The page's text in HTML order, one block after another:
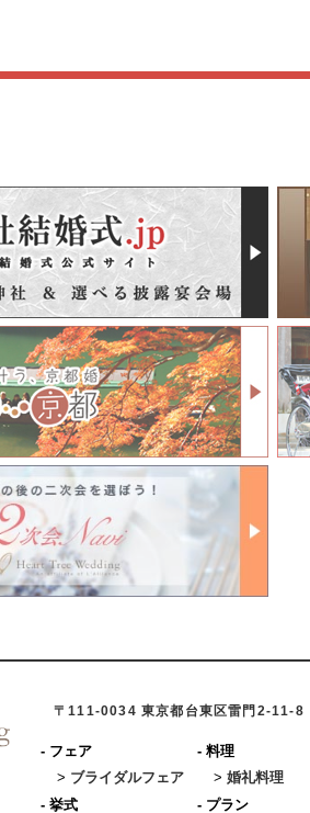
〒111-0034 東京都台東区雷門2-11-8
- フェア
> ブライダルフェア
- 挙式
- 料理
> 婚礼料理
- プラン